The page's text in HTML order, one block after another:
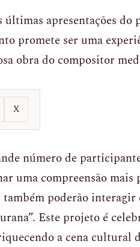
apresentações do
promete ser uma
obra do compositor
X
número de
uma compreensão mais
poderão interagir
Este projeto é
a cena cultural